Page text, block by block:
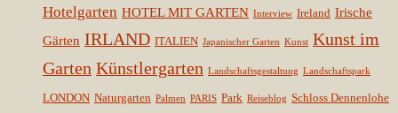
Hotelgarten HOTEL MIT GARTEN Interview Ireland Irische
Gärten IRLAND ITALIEN Japanischer Garten Kunst Kunst im
Garten Künstlergarten Landschaftsgestaltung Landschaftspark
LONDON Naturgarten Palmen PARIS Park Reiseblog Schloss Dennenlohe